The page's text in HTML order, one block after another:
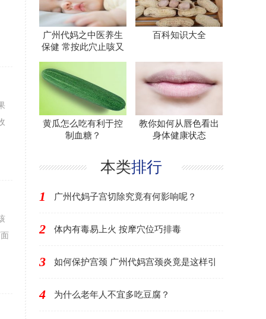
广州代妈之中医养生
保健 常按此穴止咳又
百科知识大全
黄瓜怎么吃有利于控
制血糖？
教你如何从唇色看出
身体健康状态
本类排行
1 广州代妈子宫切除究竟有何影响呢？
2 体内有毒易上火 按摩穴位巧排毒
3 如何保护宫颈 广州代妈宫颈炎竟是这样引
4 为什么老年人不宜多吃豆腐？